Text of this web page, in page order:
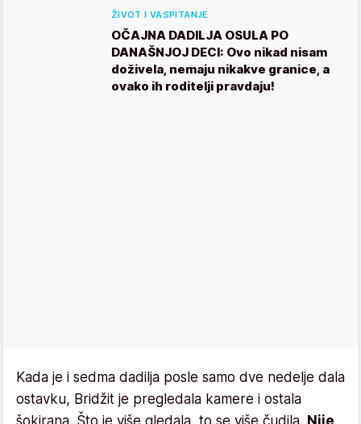
ŽIVOT I VASPITANJE
OČAJNA DADILJA OSULA PO
DANAŠNJOJ DECI: Ovo nikad nisam
doživela, nemaju nikakve granice, a
ovako ih roditelji pravdaju!
Kada je i sedma dadilja posle samo dve nedelje dala
ostavku, Bridžit je pregledala kamere i ostala
šokirana. Što je više gledala, to se više čudila. Nije